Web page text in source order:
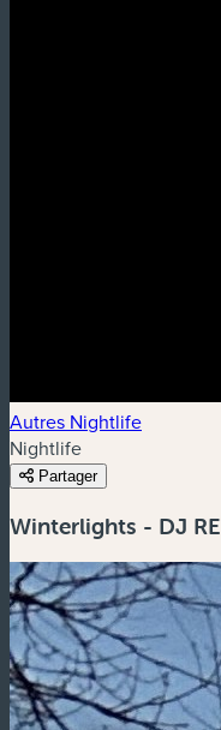
Autres Nightlife
Nightlife
Partager
Winterlights - DJ